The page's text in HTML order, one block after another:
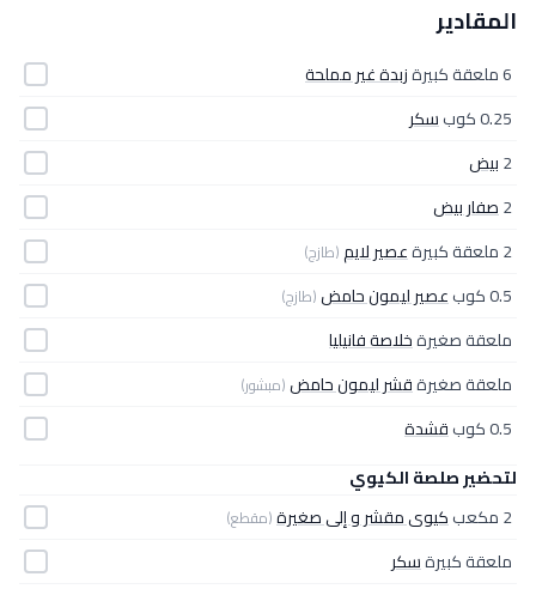
المقادير
6 ملعقة كبيرة
زبدة غير مملحة
0.25 كوب
سكر
2بيض
2صفار بيض
2 ملعقة كبيرة
عصير لايم(طازج)
0.5 كوب عصير ليمون حامض(طازج)
ملعقة صغيرةخلاصة فانيليا
ملعقة صغيرةقشر ليمون حامض(مبشور)
0.5 كوب
قشدة
لتحضير صلصة الكيوي
2 مكعب
كيوى مقشر و إلى صغيرة(مقطع)
ملعقة كبيرةسكر